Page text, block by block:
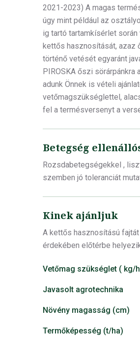
2021-2023) A magas
úgy mint például az
ig tartó tartamkísérlet
kettős hasznosítását, azaz
történő vetését egyaránt
PIROSKA őszi
adunk Önnek is vételi
vetőmagszükséglettel,
fel a termésversenyt a
Betegség
Rozsdabetegségekkel ,
szemben jó toleranciát
Kinek ajánljuk
A kettős hasznosítású
érdekében előtérbe
Vetőmag szükséglet ( kg/
Javasolt agrotechnika
Növény magasság (cm)
Termőképesség (t/ha)